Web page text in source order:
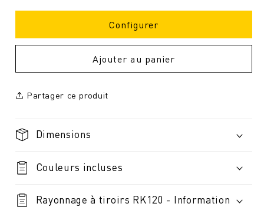
Configurer
Ajouter au panier
Partager ce produit
Dimensions
Couleurs incluses
Rayonnage à tiroirs RK120 - Information